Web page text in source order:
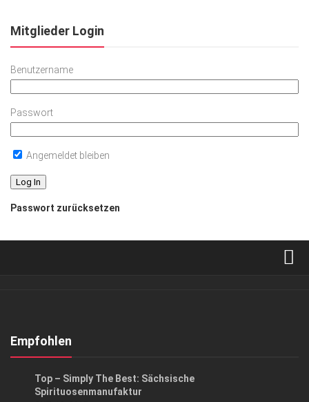
Mitglieder Login
Benutzername
Passwort
Angemeldet bleiben
Passwort zurücksetzen
Kontakt, Impressum
Empfohlen
Top – Simply The Best: Sächsische
Spirituosenmanufaktur